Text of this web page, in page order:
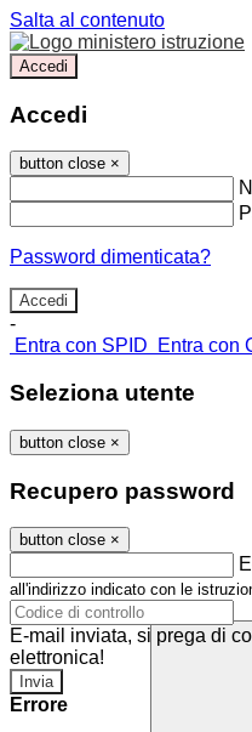
Salta al contenuto
Accedi
Accedi
button close ×
Password dimenticata?
-
Entra con SPID
Entra con
Seleziona utente
button close ×
Recupero password
button close ×
all'indirizzo indicato con le
E-mail inviata, si prega di
elettronica!
Errore